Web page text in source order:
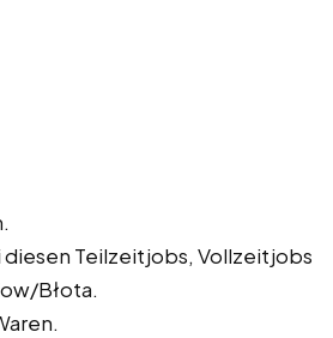
Teilzeitjobs, Vollzeitjobs
Błota.